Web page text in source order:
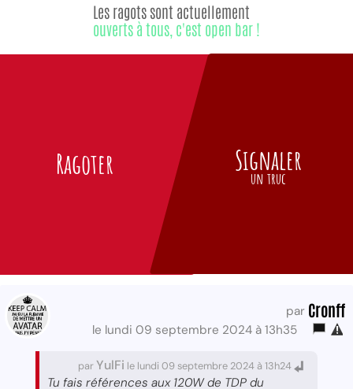
Ragoter
Les ragots sont actuellement
ouverts à tous, c'est open bar !
Signaler
un truc
par Cronff
le lundi 09 septembre 2024 à 13h35
parYulFi le lundi 09 septembre 2024 à 13h24
Tu fais références aux 120W de TDP du